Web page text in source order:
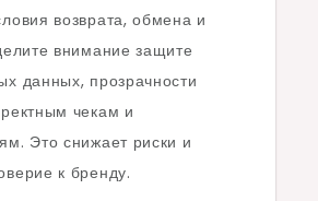
возврата, обмена и
внимание защите
данных, прозрачности
чекам и
Это снижает риски и
к бренду.